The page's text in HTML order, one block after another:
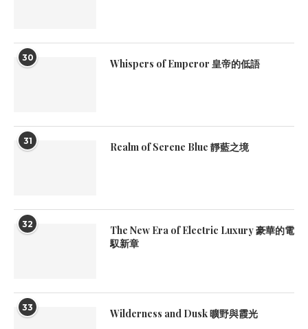
30 Whispers of Emperor 皇帝的低語
31 Realm of Serene Blue 靜藍之境
32
The New Era of Electric Luxury 豪華的電
馭新章
33 Wilderness and Dusk 曠野與霞光